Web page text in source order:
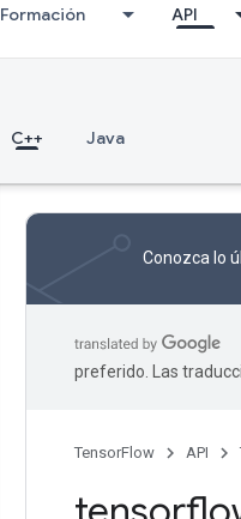
Formación API
C++ Java
Conozca lo
preferido. Las
TensorFlow API